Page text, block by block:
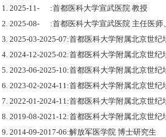
1. 2025-11- :首都医科大学宣武医院 教授
2. 2025-08- :首都医科大学宣武医院 主任医师
3. 2025-03-2025-07:首都医科大学附属北京世
4. 2024-12-2025-02:首都医科大学附属北京世
5. 2023-06-2025-10:首都医科大学附属北京世纪
6. 2023-02-2024-11:首都医科大学附属北京世
7. 2022-01-2024-11:首都医科大学附属北京世纪
8. 2019-08-2021-12:首都医科大学附属北京世纪
9. 2014-09-2017-06:解放军医学院 博士研究生